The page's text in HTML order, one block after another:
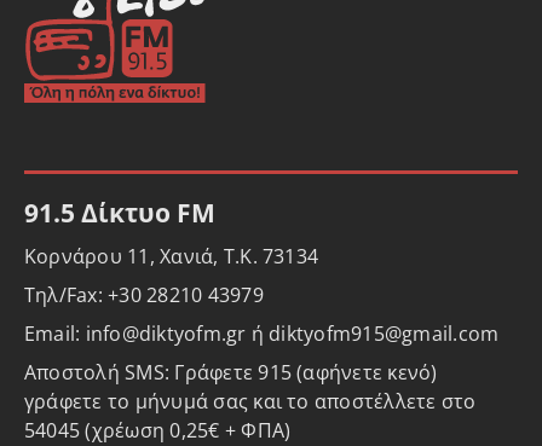
91.5 Δίκτυο FM
Κορνάρου 11, Χανιά, Τ.Κ. 73134
Τηλ/Fax: +30 28210 43979
Email: info@diktyofm.gr ή diktyofm915@gmail.com
Αποστολή SMS: Γράφετε 915 (αφήνετε κενό)
γράφετε το μήνυμά σας και το αποστέλλετε στο
54045 (χρέωση 0,25€ + ΦΠΑ)